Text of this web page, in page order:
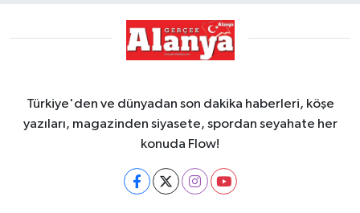
Türkiye'den ve dünyadan son dakika haberleri, köşe
yazıları, magazinden siyasete, spordan seyahate her
konuda Flow!